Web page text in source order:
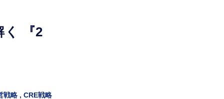
く 『2
戦略 , CRE戦略